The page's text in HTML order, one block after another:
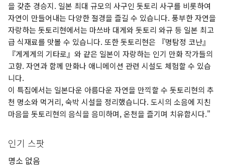
을 갖춘 경승지. 일본 최대 규모의 사구인 돗토리 사구를 비롯하여
자연이 만들어내는 다양한 절경을 즐길 수 있습니다. 풍부한 자연을
자랑하는 돗토리현에서는 마쓰바 대게와 돗토리 와규 등 일본 최고
급 식재료를 맛볼 수 있습니다. 또한 돗토리현은 『명탐정 코난』
『게게게의 기타로』와 같은 일본이 자랑하는 인기 만화 작가들의
고향. 자연과 함께 만화나 애니메이션 관련 시설도 체험할 수 있습
니다.
이 특집에서는 일본다운 아름다운 자연을 만끽할 수 돗토리현의 추
천 명소와 먹거리, 숙박 시설을 정리했습니다. 도시의 소음에 지친
마음을 돗토리현의 음식을 음미하며, 온천을 즐기며 치유합시다."
인기 스팟
명소 없음